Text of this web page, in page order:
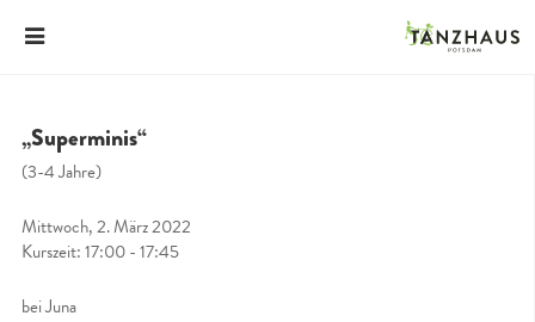
„Superminis“
(3-4 Jahre)
Mittwoch, 2. März 2022
Kurszeit: 17:00 - 17:45
bei Juna